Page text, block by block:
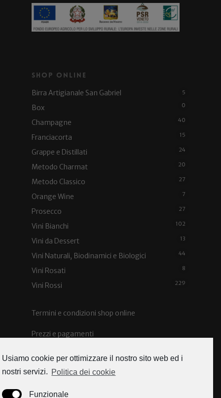
Shop Online
Birra Artigianale San Gabriel
5
Box 0
Champagne 40
Franciacorta 15
Grappe e Distillati 24
Metodo Charmat 20
Metodo Classico 27
Orange Wine 7
Prosecco 27
Vini Bianchi 102
Vini da Dessert 13
Vini Naturali, Biodinamici e Biologici 44
Vini Rosati 8
Vini Rossi 229
Termini e condizioni shop online
Prezzi e pagamenti
Spedizioni e costi
Usiamo cookie per ottimizzare il nostro sito web ed i
nostri servizi. Politica dei cookie
Funzionale